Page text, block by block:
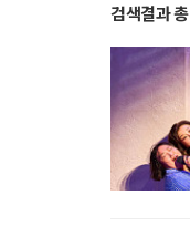
검색결과 총